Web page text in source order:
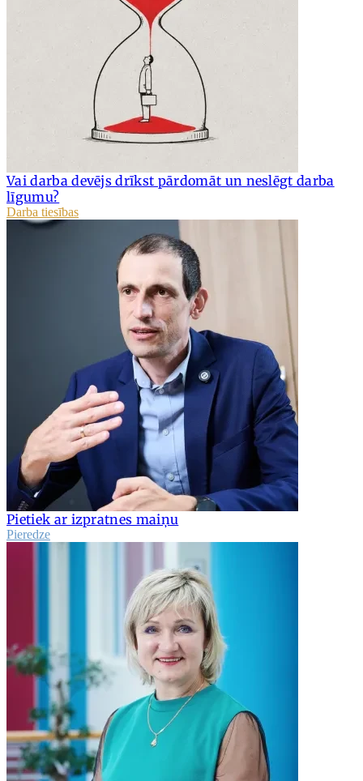
Vai darba devējs drīkst pārdomāt un neslēgt darba
līgumu?
Darba tiesības
Pietiek ar izpratnes maiņu
Pieredze